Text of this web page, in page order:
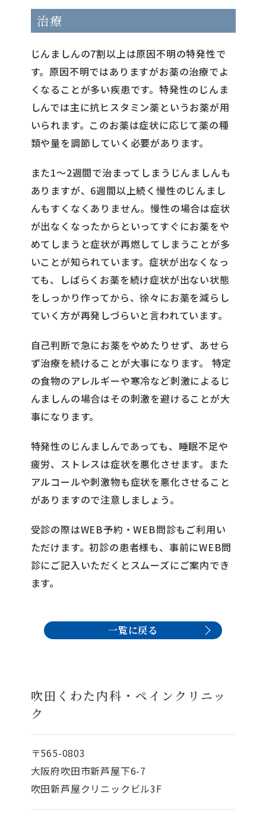
治療
じんましんの7割以上は原因不明の特発性で
す。原因不明ではありますがお薬の治療でよ
くなることが多い疾患です。特発性のじんま
しんでは主に抗ヒスタミン薬というお薬が用
いられます。このお薬は症状に応じて薬の種
類や量を調節していく必要があります。
また1〜2週間で治まってしまうじんましんも
ありますが、6週間以上続く慢性のじんまし
んもすくなくありません。慢性の場合は症状
が出なくなったからといってすぐにお薬をや
めてしまうと症状が再燃してしまうことが多
いことが知られています。症状が出なくなっ
ても、しばらくお薬を続け症状が出ない状態
をしっかり作ってから、徐々にお薬を減らし
ていく方が再発しづらいと言われています。
自己判断で急にお薬をやめたりせず、あせら
ず治療を続けることが大事になります。 特定
の食物のアレルギーや寒冷など刺激によるじ
んましんの場合はその刺激を避けることが大
事になります。
特発性のじんましんであっても、睡眠不足や
疲労、ストレスは症状を悪化させます。また
アルコールや刺激物も症状を悪化させること
がありますので注意しましょう。
受診の際はWEB予約・WEB問診もご利用い
ただけます。初診の患者様も、事前にWEB問
診にご記入いただくとスムーズにご案内でき
ます。
一覧に戻る
吹田くわた内科・ペインクリニッ
ク
〒565-0803
大阪府吹田市新芦屋下6-7
吹田新芦屋クリニックビル3F